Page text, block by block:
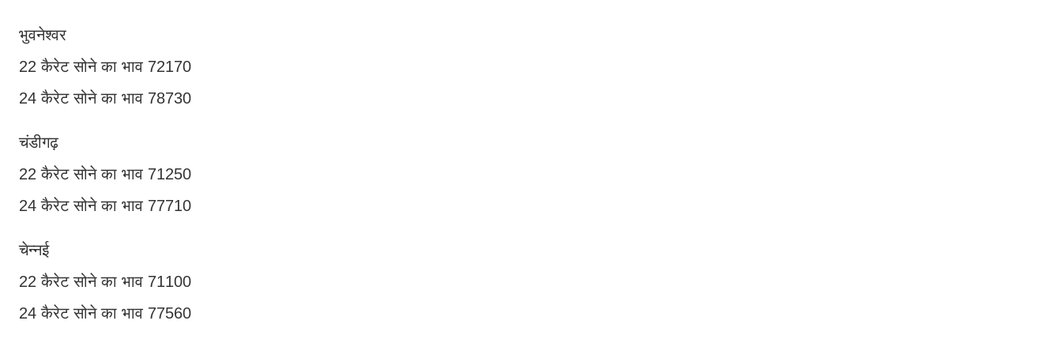
भुवनेश्वर
22 कैरेट सोने का भाव 72170
24 कैरेट सोने का भाव 78730
चंडीगढ़
22 कैरेट सोने का भाव 71250
24 कैरेट सोने का भाव 77710
चेन्नई
22 कैरेट सोने का भाव 71100
24 कैरेट सोने का भाव 77560